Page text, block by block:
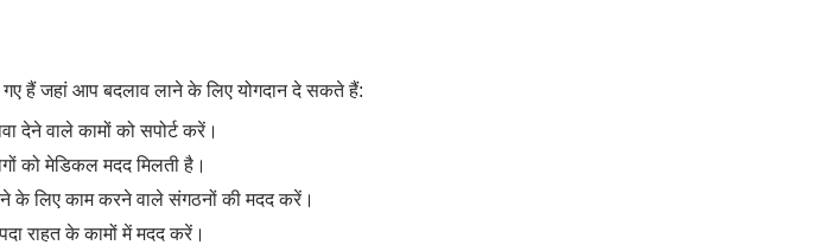
हैं जहां आप बदलाव लाने के लिए योगदान दे सकते हैं:
वाले कामों को सपोर्ट करें।
को मेडिकल मदद मिलती है।
के लिए काम करने वाले संगठनों की मदद करें।
राहत के कामों में मदद करें।